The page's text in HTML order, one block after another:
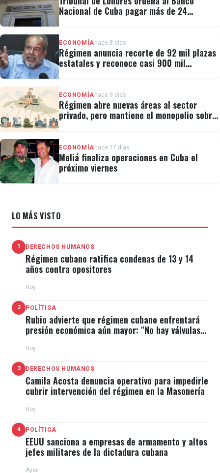
Nacional de Cuba pagar más de 24
ECONOMÍA hace 8 días
Régimen anuncia recorte de 92 mil plazas
estatales y reconoce casi 900 mil
ECONOMÍA hace 9 días
Régimen abre nuevas áreas al sector
privado, pero mantiene el monopolio sobre
ECONOMÍA hace 17 días
Meliá finaliza operaciones en Cuba el
próximo viernes
LO MÁS VISTO
1 DERECHOS HUMANOS
Régimen cubano ratifica condenas de 13 y 14
años contra opositores
Hoy
2 POLÍTICA
Rubio advierte que régimen cubano enfrentará
presión económica aún mayor: "No hay válvulas
Hoy
3 DERECHOS HUMANOS
Camila Acosta denuncia operativo para impedirle
cubrir intervención del régimen en la Masonería
Hoy
4 POLÍTICA
EEUU sanciona a empresas de armamento y altos
jefes militares de la dictadura cubana
Ayer